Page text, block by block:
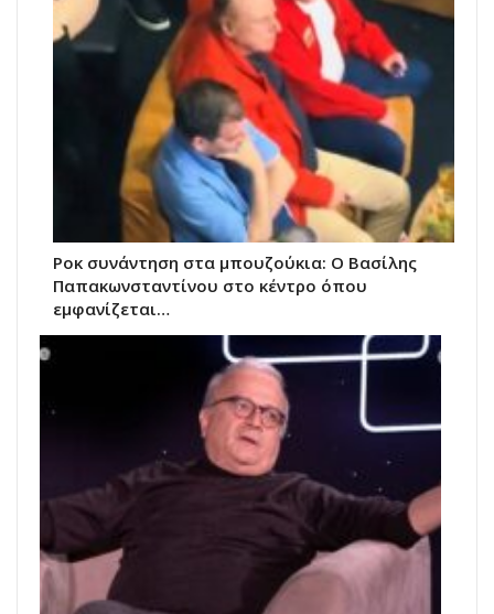
Ροκ συνάντηση στα μπουζούκια: Ο Βασίλης
Παπακωνσταντίνου στο κέντρο όπου
εμφανίζεται…